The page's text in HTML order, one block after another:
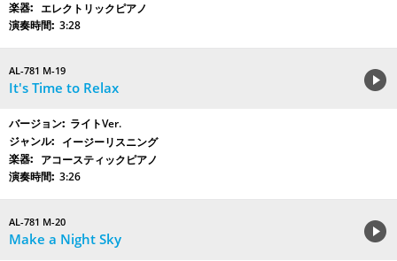
エレクトリックピアノ
3:28
AL-781 M-19
It's Time to Relax
ライトVer.
イージーリスニング
アコースティックピアノ
3:26
AL-781 M-20
Make a Night Sky